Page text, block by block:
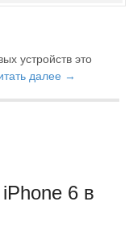
устройств это
далее →
6 в